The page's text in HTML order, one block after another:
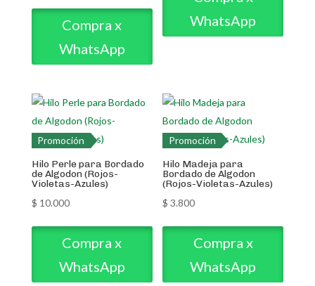
Compra x
WhatsApp
WhatsApp
Promoción
Hilo Perle para Bordado
de Algodon (Rojos-
Violetas-Azules)
$ 10.000
Compra x
WhatsApp
Promoción
Hilo Madeja para
Bordado de Algodon
(Rojos-Violetas-Azules)
$ 3.800
Compra x
WhatsApp